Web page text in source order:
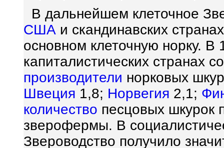
В дальнейшем клеточное
США и скандинавских
основном клеточную норку. В
капиталистических странах
производители норковых
Швеция 1,8; Норвегия 2,1;
количество песцовых шкурок
зверофермы. В
Звероводство получило